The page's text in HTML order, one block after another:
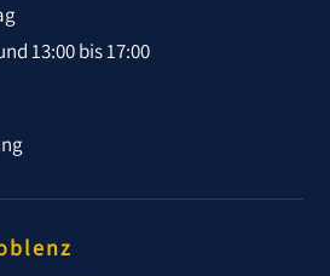
13:00 bis 17:00